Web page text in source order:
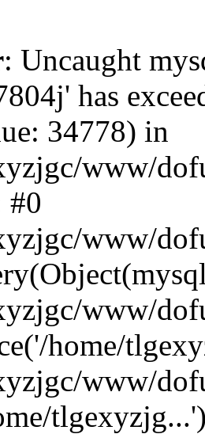
: Uncaught
has
34778) in
www/
#0
www/
www/
home/
www/